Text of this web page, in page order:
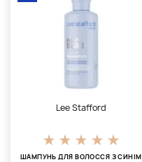
Lee Stafford
ШАМПУНЬ ДЛЯ ВОЛОССЯ З СИНІМ